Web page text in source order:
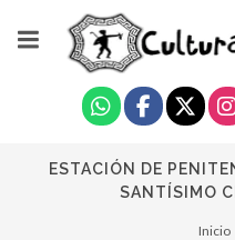
ESTACIÓN DE
SANTÍSIMO
Inicio